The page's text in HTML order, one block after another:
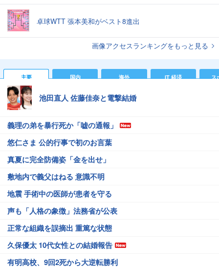
卓球WTT 張本美和がベスト8進出
画像アクセスランキングをもっと見る
主要 国内 海外 IT 経済 ス
池田直人 佐藤佳奈と電撃結婚
義理の弟を暴行死か「嘘の通報」
悠仁さま 公的行事で初のお言葉
真夏に完全防備姿「金を出せ」
敷地内で義父はねる 意識不明
地震 手術中の医師が患者を守る
声も「人格の象徴」法務省が公表
正常な組織を誤摘出 重篤な状態
久保優太 10代女性との結婚報告
有明高校、9回2死から大逆転勝利